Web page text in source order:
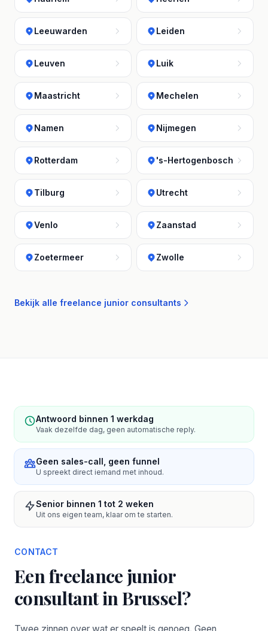
Leeuwarden Leiden
Leuven Luik
Maastricht Mechelen
Namen Nijmegen
Rotterdam 's-Hertogenbosch
Tilburg Utrecht
Venlo Zaanstad
Zoetermeer Zwolle
Bekijk alle freelance junior consultants
Antwoord binnen 1 werkdag
Vaak dezelfde dag, geen automatische reply.
Geen sales-call, geen funnel
U spreekt direct iemand met inhoud.
Senior binnen 1 tot 2 weken
Uit ons eigen team, klaar om te starten.
CONTACT
Een freelance junior
consultant in Brussel?